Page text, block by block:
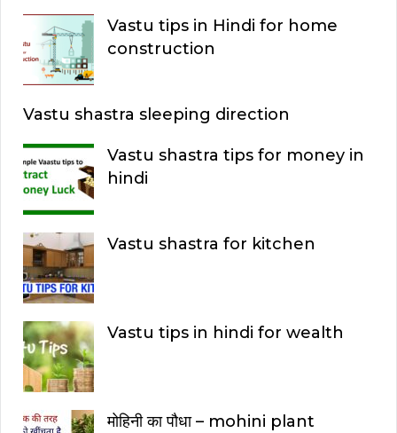
Vastu tips in Hindi for home
construction
Vastu shastra sleeping direction
Vastu shastra tips for money in
hindi
Vastu shastra for kitchen
Vastu tips in hindi for wealth
मोहिनी का पौधा – mohini plant